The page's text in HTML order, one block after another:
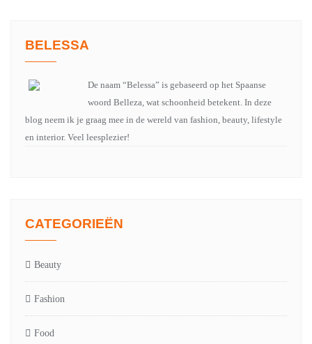
BELESSA
De naam “Belessa” is gebaseerd op het Spaanse
woord Belleza, wat schoonheid betekent. In deze
blog neem ik je graag mee in de wereld van fashion, beauty, lifestyle
en interior. Veel leesplezier!
CATEGORIEËN
Beauty
Fashion
Food